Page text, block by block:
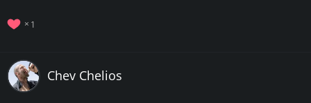
1
Chev Chelios